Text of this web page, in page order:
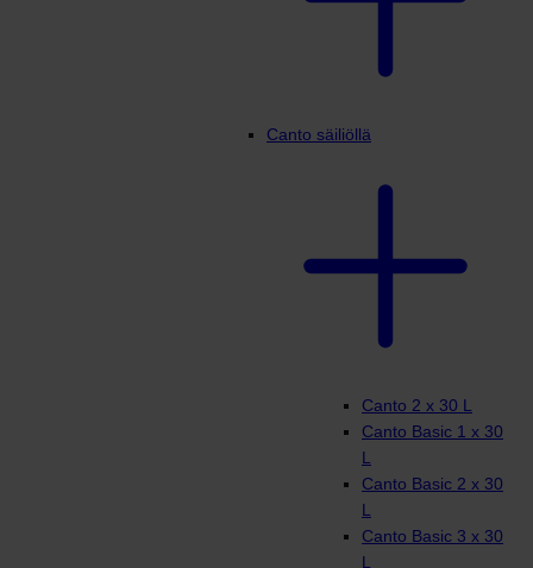
Canto säiliöllä
Canto 2 x 30 L
Canto Basic 1 x 30
L
Canto Basic 2 x 30
L
Canto Basic 3 x 30
L